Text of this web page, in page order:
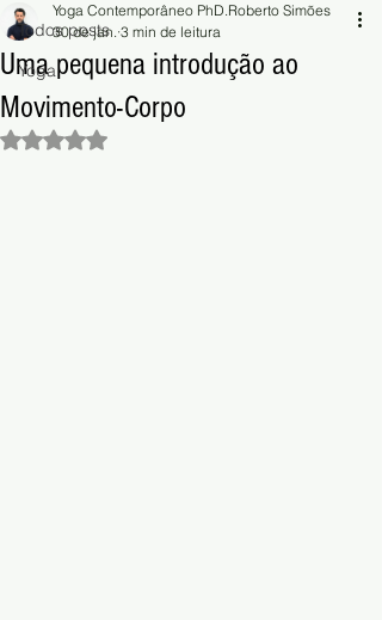
Todos posts
Yoga
Uma pequena introdução ao
Movimento-Corpo
Yoga Contemporâneo PhD.Roberto Simões
30 de jan. 3 min de leitura
Avaliado com NaN de 5 estrelas.